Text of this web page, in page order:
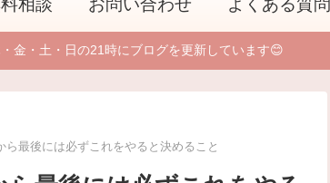
相談 お問い合わせ よくある質問
金・土・日の21時にブログを更新しています😊
最後には必ずこれをやると決めること